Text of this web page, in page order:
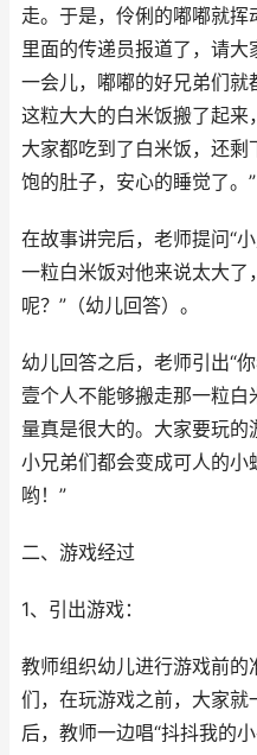
走。于是，伶俐的嘟嘟就
里面的传递员报道了，请
一会儿，嘟嘟的好兄弟们
这粒大大的白米饭搬了起来
大家都吃到了白米饭，还
饱的肚子，安心的睡觉了。”
在故事讲完后，老师提问“
一粒白米饭对他来说太大
呢？”（幼儿回答）。
幼儿回答之后，老师引出“
壹个人不能够搬走那一粒
量真是很大的。大家要玩的
小兄弟们都会变成可人的
哟！”
二、游戏经过
1、引出游戏：
教师组织幼儿进行游戏前的
们，在玩游戏之前，大家就
后，教师一边唱“抖抖我的